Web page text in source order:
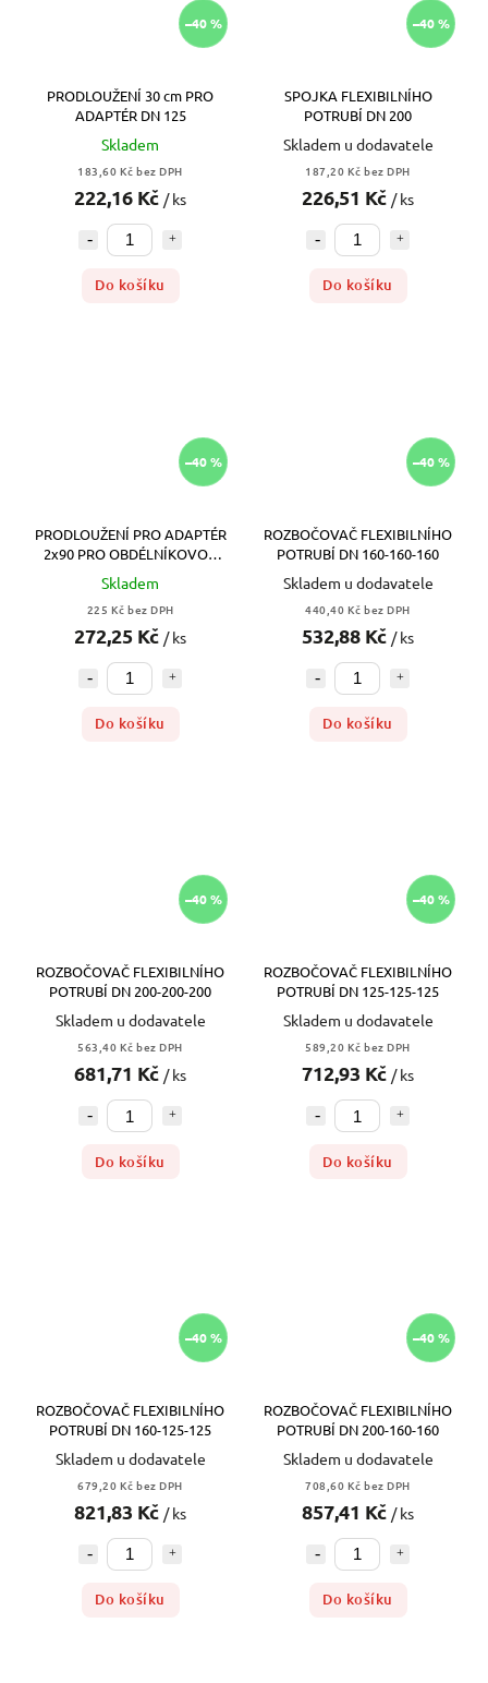
–40 %
PRODLOUŽENÍ 30 cm PRO
ADAPTÉR DN 125
Skladem
183,60 Kč bez DPH
222,16 Kč / ks
Do košíku
–40 %
SPOJKA FLEXIBILNÍHO
POTRUBÍ DN 200
Skladem u dodavatele
187,20 Kč bez DPH
226,51 Kč / ks
Do košíku
–40 %
PRODLOUŽENÍ PRO ADAPTÉR
2x90 PRO OBDÉLNÍKOVOU
MŘÍŽKU
Skladem
225 Kč bez DPH
272,25 Kč / ks
Do košíku
–40 %
ROZBOČOVAČ FLEXIBILNÍHO
POTRUBÍ DN 160-160-160
Skladem u dodavatele
440,40 Kč bez DPH
532,88 Kč / ks
Do košíku
–40 %
ROZBOČOVAČ FLEXIBILNÍHO
POTRUBÍ DN 200-200-200
Skladem u dodavatele
563,40 Kč bez DPH
681,71 Kč / ks
Do košíku
–40 %
ROZBOČOVAČ FLEXIBILNÍHO
POTRUBÍ DN 125-125-125
Skladem u dodavatele
589,20 Kč bez DPH
712,93 Kč / ks
Do košíku
–40 %
ROZBOČOVAČ FLEXIBILNÍHO
POTRUBÍ DN 160-125-125
Skladem u dodavatele
679,20 Kč bez DPH
821,83 Kč / ks
Do košíku
–40 %
ROZBOČOVAČ FLEXIBILNÍHO
POTRUBÍ DN 200-160-160
Skladem u dodavatele
708,60 Kč bez DPH
857,41 Kč / ks
Do košíku